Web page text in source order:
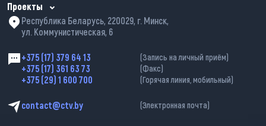
Проекты
Республика Беларусь, 220029, г. Минск,
ул. Коммунистическая, 6
+375 (17) 379 64 13 (Запись на личный приём)
+375 (17) 361 63 73 (Факс)
+375 (29) 1 600 700 (Горячая линия, мобильный)
contact@ctv.by (Электронная почта)